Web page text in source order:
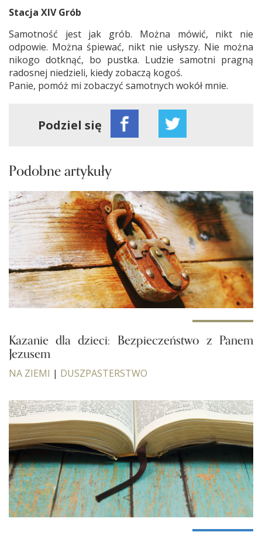
Stacja XIV Grób
Samotność jest jak grób. Można mówić, nikt nie
odpowie. Można śpiewać, nikt nie usłyszy. Nie można
nikogo dotknąć, bo pustka. Ludzie samotni pragną
radosnej niedzieli, kiedy zobaczą kogoś.
Panie, pomóż mi zobaczyć samotnych wokół mnie.
Podziel się
Podobne artykuły
Kazanie dla dzieci: Bezpieczeństwo z Panem
Jezusem
NA ZIEMI | DUSZPASTERSTWO